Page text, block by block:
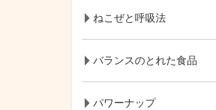
ねこぜと呼吸法
バランスのとれた食品
パワーナップ